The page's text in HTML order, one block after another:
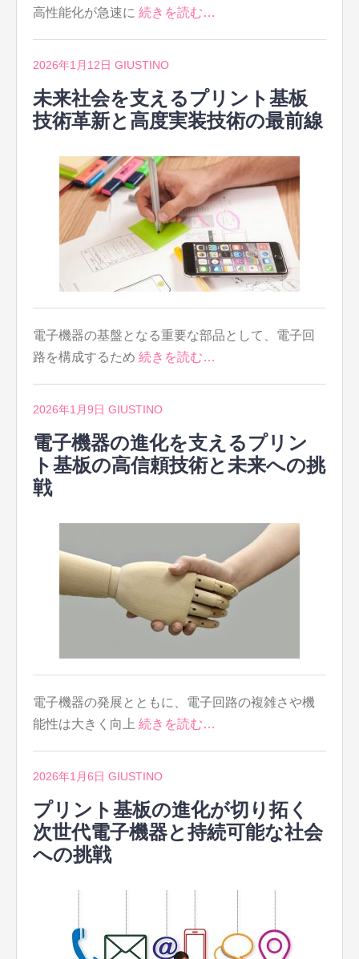
高性能化が急速に 続きを読む…
2026年1月12日 GIUSTINO
未来社会を支えるプリント基板
技術革新と高度実装技術の最前線
電子機器の基盤となる重要な部品として、電子回
路を構成するため 続きを読む…
2026年1月9日 GIUSTINO
電子機器の進化を支えるプリン
ト基板の高信頼技術と未来への挑
戦
電子機器の発展とともに、電子回路の複雑さや機
能性は大きく向上 続きを読む…
2026年1月6日 GIUSTINO
プリント基板の進化が切り拓く
次世代電子機器と持続可能な社会
への挑戦